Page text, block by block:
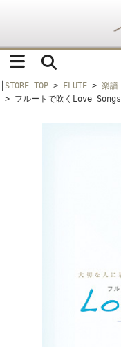
STORE TOP > FLUTE > 楽譜
> フルートで吹くLove Songs